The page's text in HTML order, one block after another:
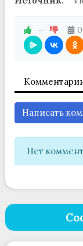
—
Написать
Нет